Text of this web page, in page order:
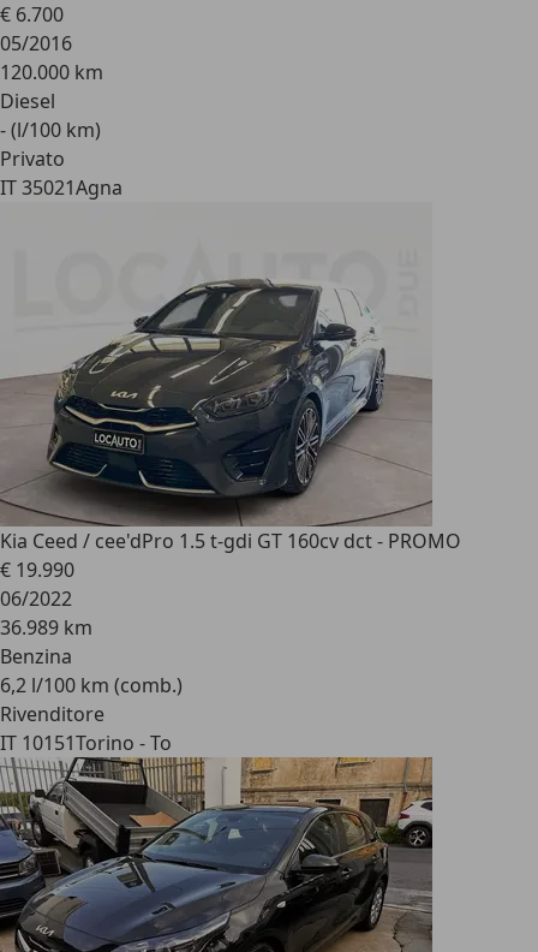
€ 6.700
05/2016
120.000 km
Diesel
- (l/100 km)
Privato
IT 35021Agna
Kia Ceed / cee'dPro 1.5 t-gdi GT 160cv dct - PROMO
€ 19.990
06/2022
36.989 km
Benzina
6,2 l/100 km (comb.)
Rivenditore
IT 10151Torino - To